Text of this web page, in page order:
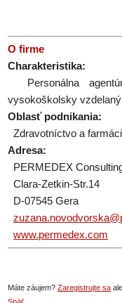
O firme
Charakteristika:
Personálna
vysokoškolsky
Oblasť podnikania:
Zdravotníctvo a
Adresa:
PERMEDEX
Clara-Zetkin-Str.14
D-07545 Gera
www.permedex.com
Máte záujem? Zaregistrujte sa